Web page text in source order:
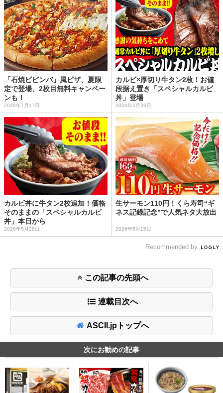
「石焼ビビンバ」風ピザ、夏限
定で登場、2枚目無料キャンペー
ンも！
2026年7月17日
カルビ×厚切り牛タン2枚！お値
段据え置き「スペシャルカルビ
丼」登場
2026年5月26日
カルビ丼に牛タン2枚追加！価格
そのままの「スペシャルカルビ
丼」本日から
2026年5月28日
生サーモン110円！くら寿司“ギ
ネス記録記念”で人気ネタ大放出
2026年5月15日
Recommended by
この記事の先頭へ
連載目次へ
ASCII.jpトップへ
次にお勧めの記事